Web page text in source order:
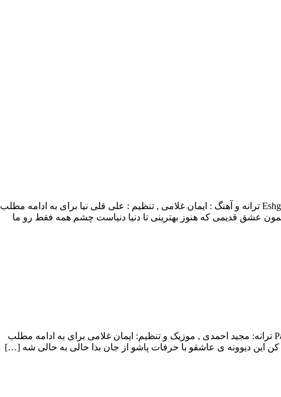
ایمان غلامی بنام عشق قدیمی با بالاترین کیفیت – Eshgh Gadimi ترانه و آهنگ : ایمان غلامی , تنظیم : علی قلی نیا برای به ادامه مطلب
عشق قدیمی که هنوز بهترینی تا دنیا دنیاست چشم همه فقط رو ما
ایمان غلامی بنام پاشو از جات با بالاترین کیفیت – Pasho Az Jat ترانه: مجید احمدی , موزیک و تنظیم: ایمان غلامی برای به ادامه مطلب
کن این دیوونه ی عاشقو با حرفات پاشو از جان بذا حالی به حالی شه […]